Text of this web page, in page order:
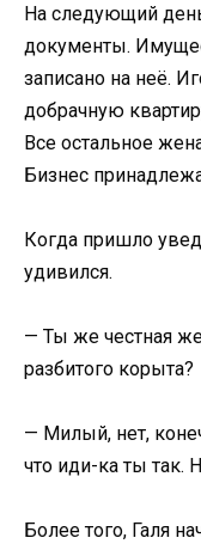
На следующий
документы.
записано на неё.
добрачную
Все остальное
Бизнес
Когда пришло
удивился.
— Ты же честная
разбитого корыта?
— Милый, нет,
что иди-ка ты так.
Более того, Галя